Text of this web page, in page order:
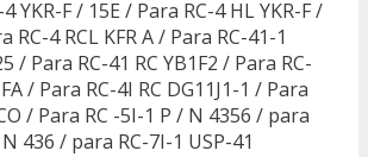
YKR-F / 15E / Para RC-4 HL YKR-F /
RC-4 RCL KFR A / Para RC-41-1
/ Para RC-41 RC YB1F2 / Para RC-
/ Para RC-4I RC DG11J1-1 / Para
/ Para RC -5I-1 P / N 4356 / para
436 / para RC-7I-1 USP-41